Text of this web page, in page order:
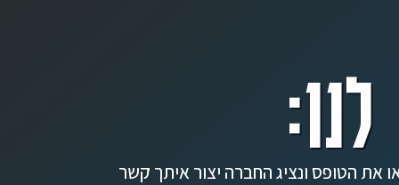
את הטופס ונציג החברה יצור איתך קשר